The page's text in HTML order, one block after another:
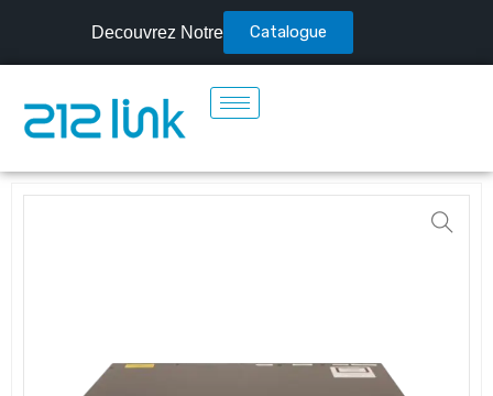
Decouvrez Notre Catalogue